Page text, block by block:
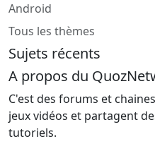
Android
Tous les thèmes
Sujets récents
A propos du
C'est des forums et
jeux vidéos et partagent
tutoriels.